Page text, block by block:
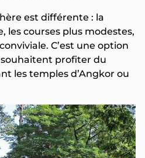
est différente : la
les courses plus modestes,
C’est une option
profiter du
les temples d’Angkor ou